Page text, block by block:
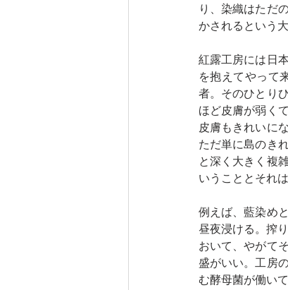
り、染織はただ
かされるという
紅露工房には日
を抱えてやって
者。そのひとり
ほど皮膚が弱く
皮膚もきれいに
ただ単に島のき
と深く大きく複
いうこととそれ
例えば、藍染め
昼夜浸ける。搾
おいて、やがて
盛がいい。工房
む酵母菌が働い